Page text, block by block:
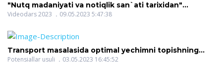
"Nutq madaniyati va notiqlik san`ati tarixidan"
(OCHILOVA MANZURA ORZIQULOVNA)
Videodars 2023 09.05.2023 5:47:38
Transport masalasida optimal yechimni topishning
potensiallar usuli(JUMAYEV JURA XXX)
Potensiallar usuli 03.05.2023 16:45:52